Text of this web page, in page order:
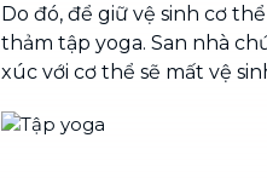
Do đó, để giữ vệ sinh cơ
thảm tập yoga. San nhà
xúc với cơ thể sẽ mất vệ